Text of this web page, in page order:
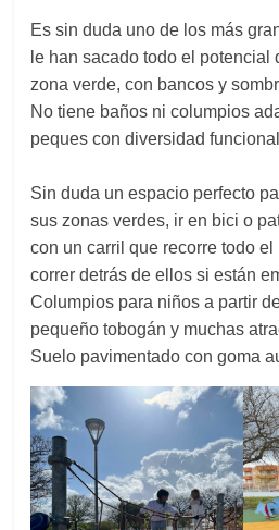
Es sin duda uno de los más
le han sacado todo el potencial
zona verde, con bancos y
No tiene baños ni columpios
peques con diversidad
Sin duda un espacio perfecto
sus zonas verdes, ir en bici o
con un carril que recorre todo
correr detrás de ellos si están
Columpios para niños a partir
pequeño tobogán y muchas
Suelo pavimentado con goma